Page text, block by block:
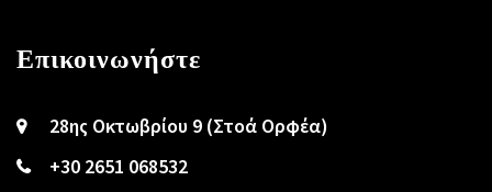
Επικοινωνήστε
28ης Οκτωβρίου 9 (Στοά Ορφέα)
+30 2651 068532